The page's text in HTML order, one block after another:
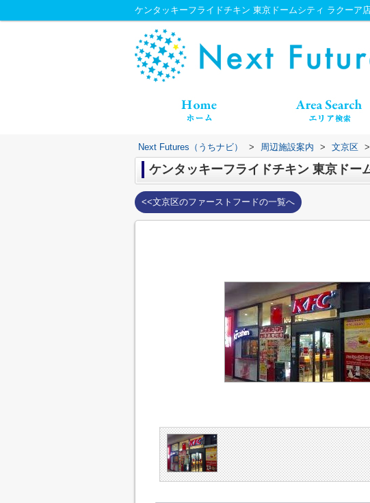
ケンタッキーフライドチキン 東京ドームシティ ラクーア
Next Futures（うちナビ） > 周辺施設案内 > 文京区 >
ケンタッキーフライドチキン 東京ドー
<<文京区のファーストフードの一覧へ